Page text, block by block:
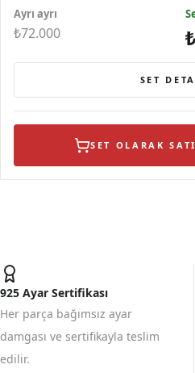
Ayrı ayrı
₺72.000
SET
SET OLARAK
925 Ayar Sertifikası
Her parça bağımsız ayar
damgası ve sertifikayla teslim
edilir.